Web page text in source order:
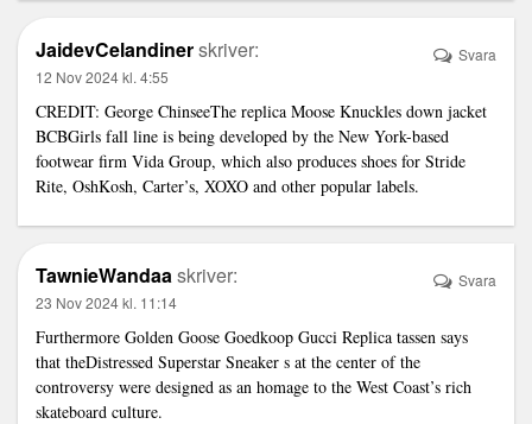
JaidevCelandinerskriver:
12 Nov 2024 kl. 4:55
CREDIT: George ChinseeThe replica Moose Knuckles down jacket
BCBGirls fall line is being developed by the New York-based
footwear firm Vida Group, which also produces shoes for Stride
Rite, OshKosh, Carter’s, XOXO and other popular labels.
Svara
TawnieWandaaskriver:
23 Nov 2024 kl. 11:14
Furthermore Golden Goose Goedkoop Gucci Replica tassen says
that theDistressed Superstar Sneaker s at the center of the
controversy were designed as an homage to the West Coast’s rich
skateboard culture.
Svara